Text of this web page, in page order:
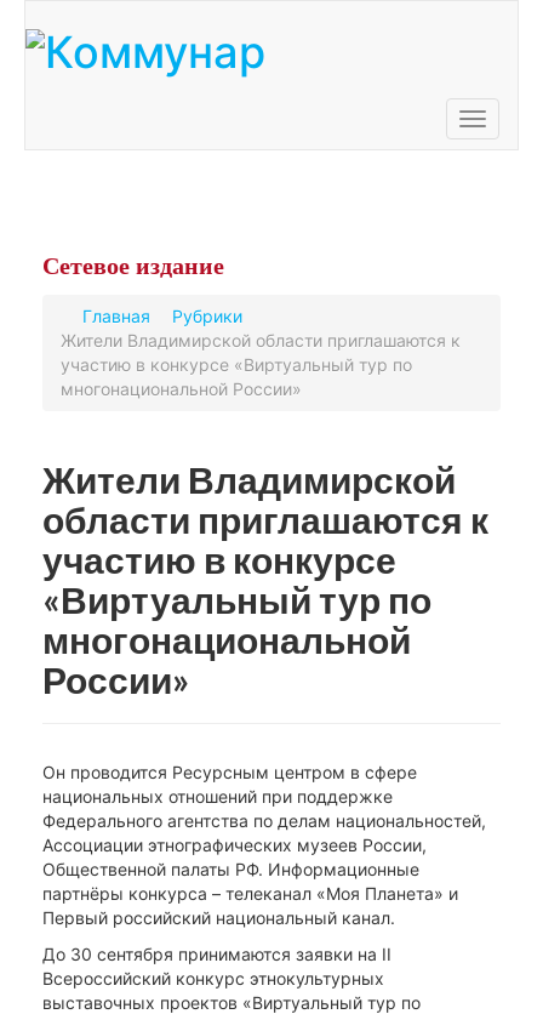
Toggle
Сетевое издание
Главная
Рубрики
Жители Владимирской области приглашаются к
участию в конкурсе «Виртуальный тур по
многонациональной России»
Жители Владимирской
области приглашаются к
участию в конкурсе
«Виртуальный тур по
многонациональной
России»
Он проводится Ресурсным центром в сфере
национальных отношений при поддержке
Федерального агентства по делам национальностей,
Ассоциации этнографических музеев России,
Общественной палаты РФ. Информационные
партнёры конкурса – телеканал «Моя Планета» и
Первый российский национальный канал.
До 30 сентября принимаются заявки на II
Всероссийский конкурс этнокультурных
выставочных проектов «Виртуальный тур по